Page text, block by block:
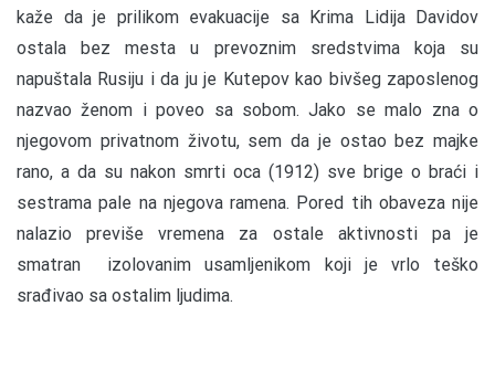
kaže da je prilikom evakuacije sa Krima Lidija Davidov
ostala bez mesta u prevoznim sredstvima koja su
napuštala Rusiju i da ju je Kutepov kao bivšeg zaposlenog
nazvao ženom i poveo sa sobom. Jako se malo zna o
njegovom privatnom životu, sem da je ostao bez majke
rano, a da su nakon smrti oca (1912) sve brige o braći i
sestrama pale na njegova ramena. Pored tih obaveza nije
nalazio previše vremena za ostale aktivnosti pa je
smatran izolovanim usamljenikom koji je vrlo teško
srađivao sa ostalim ljudima.